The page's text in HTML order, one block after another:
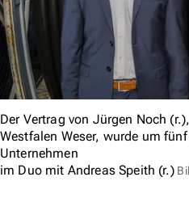
Der Vertrag von Jürgen Noch
Westfalen Weser, wurde um
Unternehmen
im Duo mit Andreas Speith (r.)